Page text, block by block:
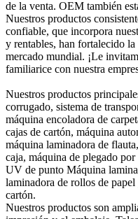
de la venta. OEM también
Nuestros productos
confiable, que incorpora
y rentables, han fortalecido
mercado mundial. ¡Le
familiarice con nuestra
Nuestros productos
corrugado, sistema de
máquina encoladora de
cajas de cartón, máquina
máquina laminadora de
caja, máquina de plegado
UV de punto Máquina
laminadora de rollos de
cartón.
Nuestros productos son